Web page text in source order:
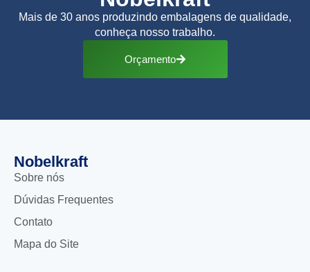
Mais de 30 anos produzindo embalagens de qualidade,
conheça nosso trabalho.
Orçamento
Nobelkraft
Sobre nós
Dúvidas Frequentes
Contato
Mapa do Site